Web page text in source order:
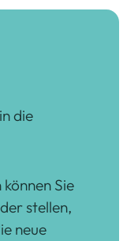
die
Sie
stellen,
neue